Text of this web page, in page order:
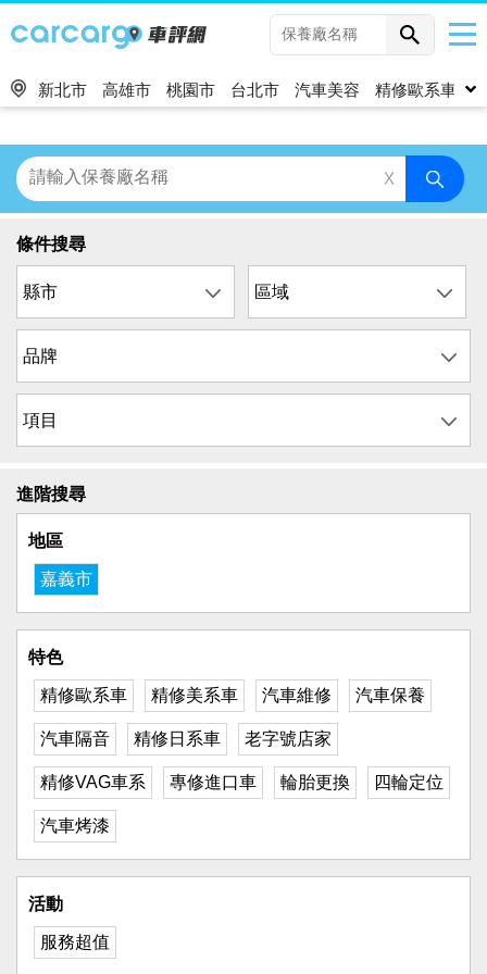
新北市 高雄市 桃園市 台北市 汽車美容 精修歐系車
條件搜尋
進階搜尋
地區
嘉義市
特色
精修歐系車 精修美系車 汽車維修 汽車保養
汽車隔音 精修日系車 老字號店家
精修VAG車系 專修進口車 輪胎更換 四輪定位
汽車烤漆
活動
服務超值